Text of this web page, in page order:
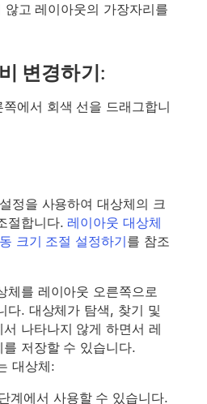
고 레이아웃의 가장자리를
변경하기:
에서 회색 선을 드래그합니
정을 사용하여 대상체의 크
절합니다. 레이아웃 대상체
크기 조절 설정하기를 참조
체를 레이아웃 오른쪽으로
다. 대상체가 탐색, 찾기 및
나타나지 않게 하면서 레
저장할 수 있습니다.
대상체:
계에서 사용할 수 있습니다.